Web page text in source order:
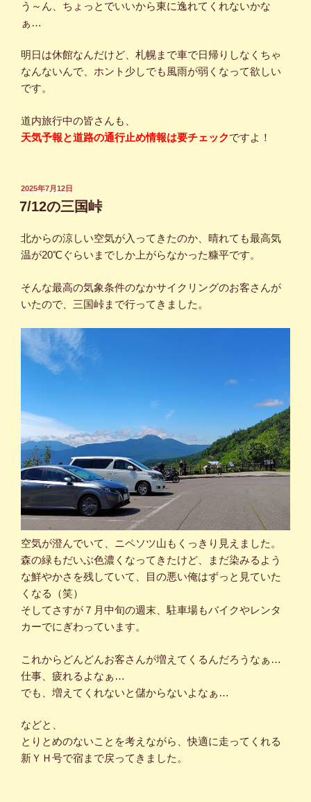
う～ん、ちょっとでいいから東に逸れてくれないかな
ぁ…
明日は休館なんだけど、札幌まで車で日帰りしなくちゃ
なんないんで、ホント少しでも風雨が弱くなって欲しい
です。
道内旅行中の皆さんも、
天気予報と道路の通行止め情報は要チェックですよ！
投
稿
日:
2025年7月12日
7/12の三国峠
北からの涼しい空気が入ってきたのか、晴れても最高気
温が20℃ぐらいまでしか上がらなかった糠平です。
そんな最高の気象条件のなかサイクリングのお客さんが
いたので、三国峠まで行ってきました。
空気が澄んでいて、ニペソツ山もくっきり見えました。
森の緑もだいぶ色濃くなってきたけど、まだ染みるよう
な鮮やかさを残していて、目の悪い俺はずっと見ていた
くなる（笑）
そしてさすが７月中旬の週末、駐車場もバイクやレンタ
カーでにぎわっています。
これからどんどんお客さんが増えてくるんだろうなぁ…
仕事、疲れるよなぁ…
でも、増えてくれないと儲からないよなぁ…
などと、
とりとめのないことを考えながら、快適に走ってくれる
新ＹＨ号で宿まで戻ってきました。